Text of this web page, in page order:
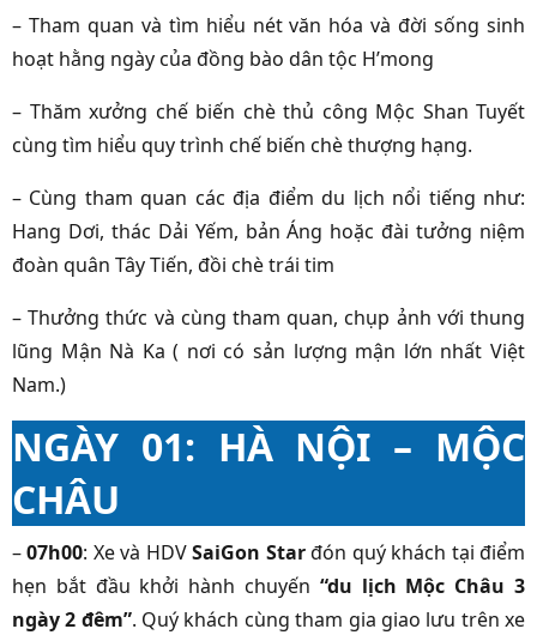
– Tham quan và tìm hiểu nét văn hóa và đời sống sinh
hoạt hằng ngày của đồng bào dân tộc H’mong
– Thăm xưởng chế biến chè thủ công Mộc Shan Tuyết
cùng tìm hiểu quy trình chế biến chè thượng hạng.
– Cùng tham quan các địa điểm du lịch nổi tiếng như:
Hang Dơi, thác Dải Yếm, bản Áng hoặc đài tưởng niệm
đoàn quân Tây Tiến, đồi chè trái tim
– Thưởng thức và cùng tham quan, chụp ảnh với thung
lũng Mận Nà Ka ( nơi có sản lượng mận lớn nhất Việt
Nam.)
NGÀY 01: HÀ NỘI – MỘC
CHÂU
–07h00: Xe và HDVSaiGon Starđón quý khách tại điểm
hẹn bắt đầu khởi hành chuyến “du lịch Mộc Châu 3
ngày 2 đêm”. Quý khách cùng tham gia giao lưu trên xe